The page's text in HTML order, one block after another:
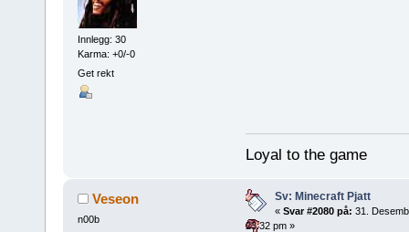
Innlegg: 30
Karma: +0/-0
Get rekt
Loyal to the game
Veseon
n00b
Sv: Minecraft Pjatt
« Svar #2080 på: 31.
23:32 pm »